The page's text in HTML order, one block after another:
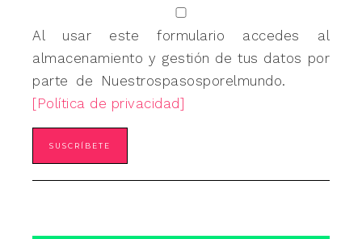
Al usar este formulario accedes al
almacenamiento y gestión de tus datos por
parte de Nuestrospasosporelmundo.
[Política de privacidad]